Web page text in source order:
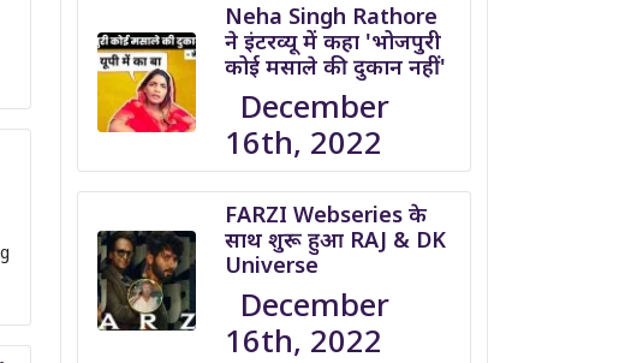
Neha Singh Rathore
ने इंटरव्यू में कहा 'भोजपुरी
कोई मसाले की दुकान नहीं'
December
16th, 2022
FARZI Webseries के
साथ शुरू हुआ RAJ & DK
Universe
December
16th, 2022